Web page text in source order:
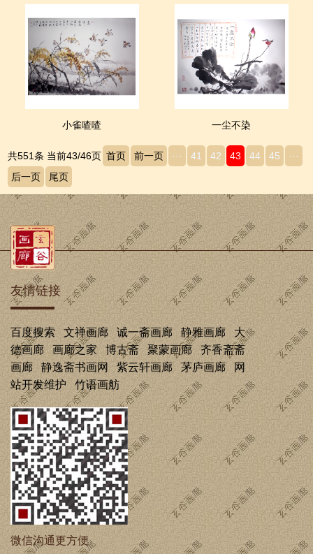
小雀喳喳 一尘不染
共551条 当前43/46页 首页 前一页 ··· 41 42 43 44 45
···
后一页
尾页
友情链接
百度搜索 文禅画廊 诚一斋画廊 静雅画廊
大
德画廊
画廊之家 博古斋 聚蒙画廊
齐香斋斋
画廊
静逸斋书画网 紫云轩画廊 茅庐画廊
网
站开发维护
竹语画舫
微信沟通更方便